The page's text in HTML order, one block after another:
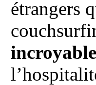
étrangers